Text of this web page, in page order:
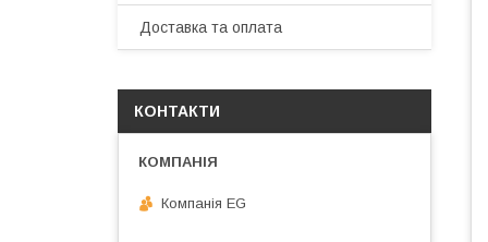
Доставка та оплата
КОНТАКТИ
Компанія EG